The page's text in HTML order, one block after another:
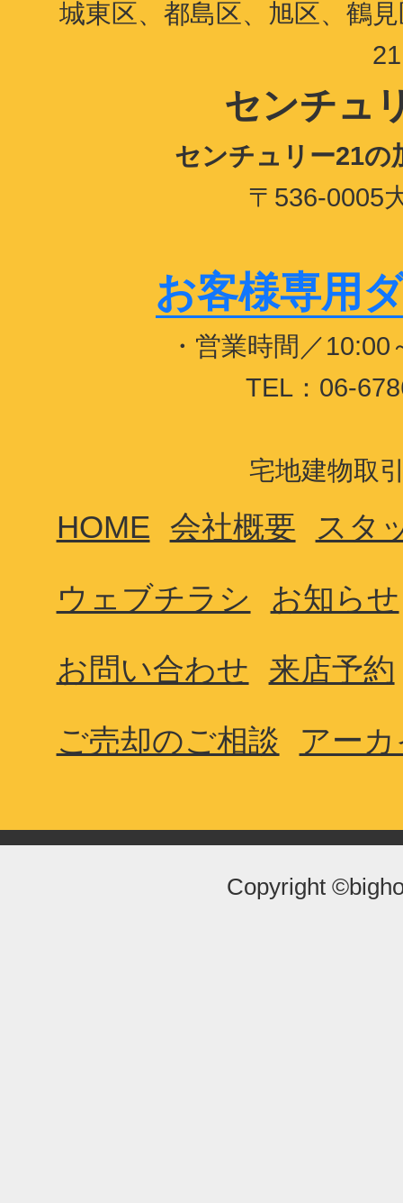
城東区、都島区、旭区、鶴
センチュ
センチュリー21の
〒536-0005
お客様専用
・営業時間／
TEL：06-
宅地建物取
HOME 会社概要 スタ
ウェブチラシ お知らせ
お問い合わせ 来店予約
ご売却のご相談 アー
Copyright